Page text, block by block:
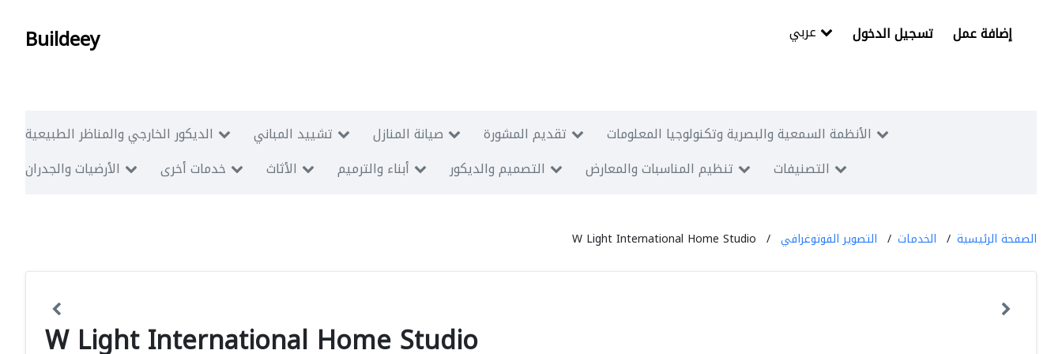
Buildeey تسجيل الدخول إضافة عمل
الديكور الخارجي والمناظر الطبيعية تشييد المباني صيانة المنازل تقديم المشورة
الأنظمة السمعية والبصرية وتكنولوجيا المعلومات
الأرضيات والجدران
خدمات أخرى الأثاث أبناء والترميم التصميم والديكور تنظيم المناسبات والمعارض التصنيفات
الصفحة الرئيسية الخدمات التصوير الفوتوغرافي W Light International Home Studio
W Light International Home Studio